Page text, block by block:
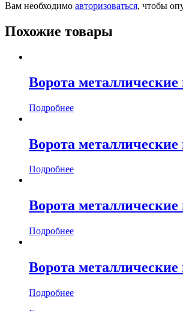
Вам необходимо авторизоваться, чтобы
Похожие товары
Ворота
Подробнее
Ворота металлические
Подробнее
Ворота металлические
Подробнее
Ворота
Подробнее